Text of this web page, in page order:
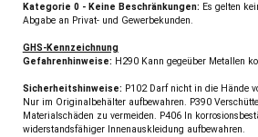
Kategorie 0 - Keine Beschränkungen: Es gelten
Abgabe an Privat- und Gewerbekunden.
GHS-Kennzeichnung
Gefahrenhinweise: H290 Kann gegeüber Metallen
Sicherheitshinweise: P102 Darf nicht in die Hände
Nur im Originalbehälter aufbewahren. P390
Materialschäden zu vermeiden. P406 In
widerstandsfähiger Innenauskleidung aufbewahren.